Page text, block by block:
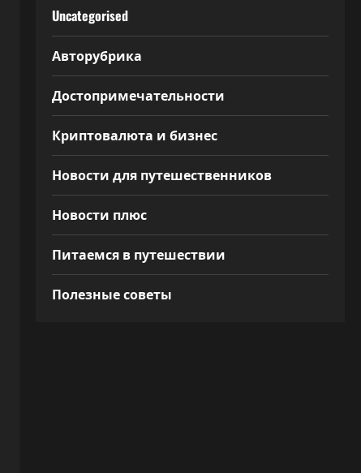
Uncategorised
Авторубрика
Достопримечательности
Криптовалюта и бизнес
Новости для путешественников
Новости плюс
Питаемся в путешествии
Полезные советы